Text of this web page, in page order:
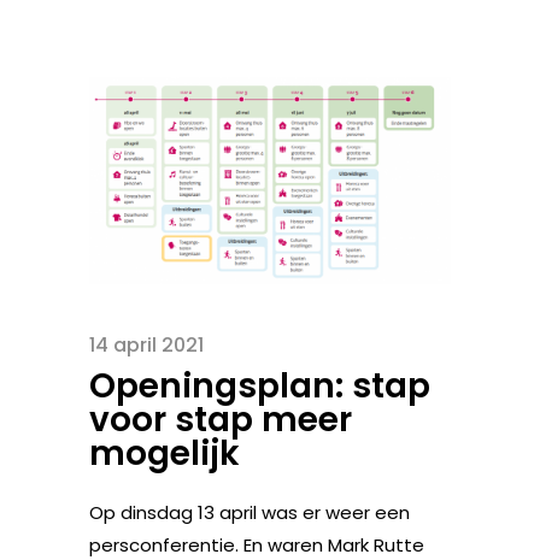
14 april 2021
Openingsplan: stap
voor stap meer
mogelijk
Op dinsdag 13 april was er weer een
persconferentie. En waren Mark Rutte